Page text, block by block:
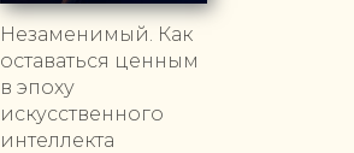
Незаменимый. Как
оставаться ценным
в эпоху
искусственного
интеллекта